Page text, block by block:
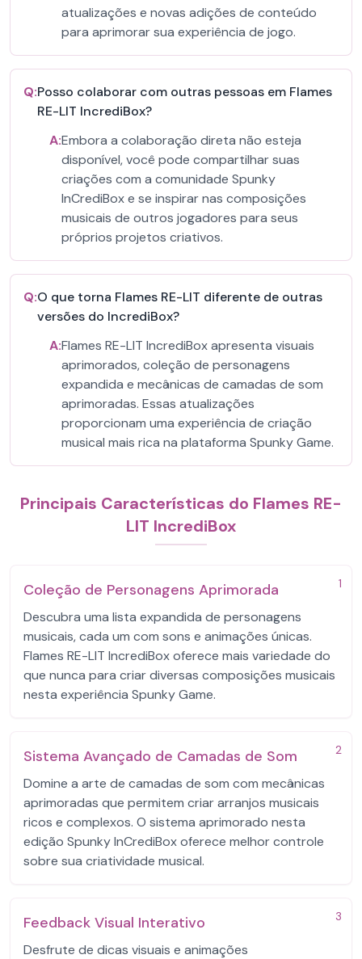
atualizações e novas adições de conteúdo
para aprimorar sua experiência de jogo.
Q:Posso colaborar com outras pessoas em Flames
RE-LIT IncrediBox?
A:Embora a colaboração direta não esteja
disponível, você pode compartilhar suas
criações com a comunidade Spunky
InCrediBox e se inspirar nas composições
musicais de outros jogadores para seus
próprios projetos criativos.
Q:O que torna Flames RE-LIT diferente de outras
versões do IncrediBox?
A:Flames RE-LIT IncrediBox apresenta visuais
aprimorados, coleção de personagens
expandida e mecânicas de camadas de som
aprimoradas. Essas atualizações
proporcionam uma experiência de criação
musical mais rica na plataforma Spunky Game.
Principais Características do Flames RE-
LIT IncrediBox
1
Coleção de Personagens Aprimorada
Descubra uma lista expandida de personagens
musicais, cada um com sons e animações únicas.
Flames RE-LIT IncrediBox oferece mais variedade do
que nunca para criar diversas composições musicais
nesta experiência Spunky Game.
2
Sistema Avançado de Camadas de Som
Domine a arte de camadas de som com mecânicas
aprimoradas que permitem criar arranjos musicais
ricos e complexos. O sistema aprimorado nesta
edição Spunky InCrediBox oferece melhor controle
sobre sua criatividade musical.
3
Feedback Visual Interativo
Desfrute de dicas visuais e animações